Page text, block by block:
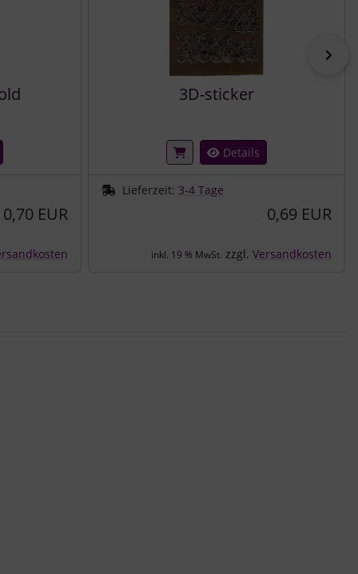
0,70 EUR
3D-sticker
Details
Lieferzeit: 3-4 Tage
0,69 EUR
inkl. 19 % MwSt. zzgl. Versandkosten